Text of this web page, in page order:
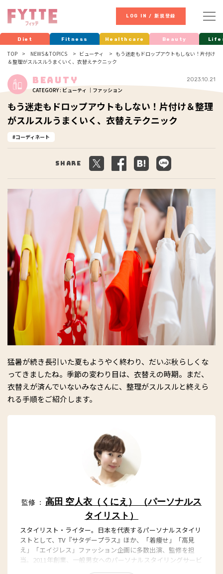
LOG IN / 新規登録
Diet Fitness Healthcare Beauty
TOP NEWS & TOPICS ビューティ
もう迷走もドロップアウトもしない！片付け
＆整理がスルスルうまくいく、衣替えテクニック
Beauty
CATEGORY : ビューティ ｜ファッション
2023.10.21
もう迷走もドロップアウトもしない！片付け＆整理
がスルスルうまくいく、衣替えテクニック
コーディネート
Share
猛暑が続き長引いた夏もようやく終わり、だいぶ秋らしくな
ってきましたね。季節の変わり目は、衣替えの時期。まだ、
衣替えが済んでいないみなさんに、整理がスルスルと終えら
れる手順をご紹介します。
監修 ： 高田 空人衣（くにえ） （パーソナルス
タイリスト）
スタイリスト・ライター。日本を代表するパーソナルスタイリ
ストとして、TV『サタデープラス』ほか、「着痩せ」「高見
え」「エイジレス」ファッション企画に多数出演、監修を担
当。2011年創業、一般男女へのパーソナルスタイリングサービ